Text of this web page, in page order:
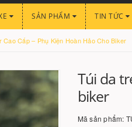
SẢN PHẨM TIN TỨC
Cao Cấp – Phụ Kiện Hoàn Hảo Cho Biker
Túi da
biker
Mã sản phẩm: